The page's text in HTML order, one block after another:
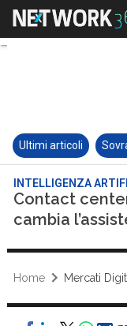
Ultimi articoli
INTELLIGENZA
Contact
cambia
Home Mercati